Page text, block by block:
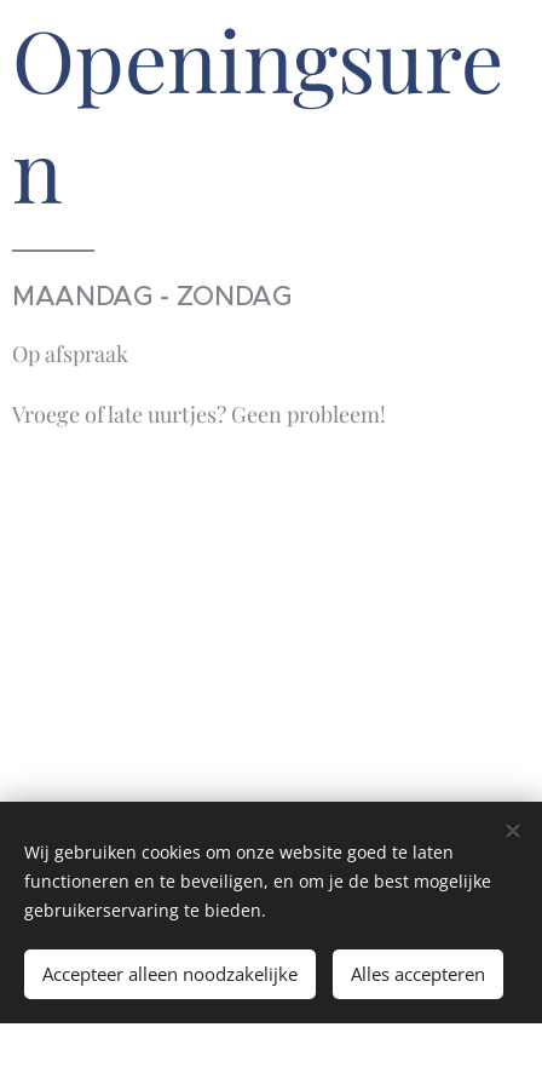
Openingsure
n
MAANDAG - ZONDAG
Op afspraak
Vroege of late uurtjes? Geen probleem!
Wij gebruiken cookies om onze website goed te laten
functioneren en te beveiligen, en om je de best mogelijke
gebruikerservaring te bieden.
Accepteer alleen noodzakelijke Alles accepteren